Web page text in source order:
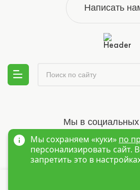
Написать
Мы в социальных
© 1995-2026 Оптовый интернет магазин
Мы сохраняем «куки» по
персонализировать сайт.
запретить это в